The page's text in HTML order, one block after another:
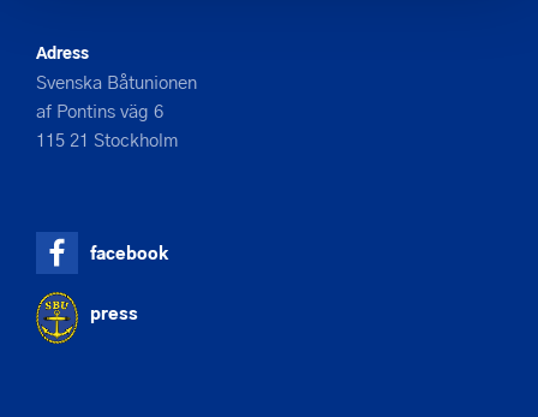
Adress
Svenska Båtunionen
af Pontins väg 6
115 21 Stockholm
facebook
press